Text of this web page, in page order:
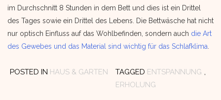
im Durchschnitt 8 Stunden in dem Bett und dies ist ein Drittel
des Tages sowie ein Drittel des Lebens. Die Bettwäsche hat nicht
nur optisch Einfluss auf das Wohlbefinden, sondern auch die Art
des Gewebes und das Material sind wichtig für das Schlafklima
POSTED IN HAUS & GARTEN TAGGED ENTSPANNUNG ,
ERHOLUNG